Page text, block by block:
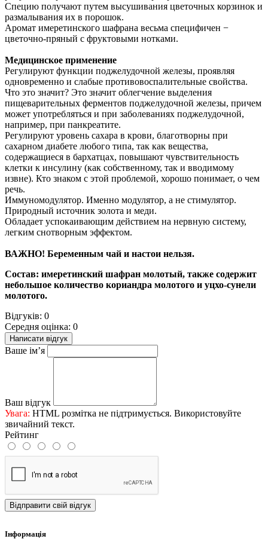
Специю получают путем высушивания цветочных корзинок и
размалывания их в порошок.
Аромат имеретинского шафрана весьма специфичен −
цветочно-пряный с фруктовыми нотками.
Медицинское применение
Регулируют функции поджелудочной железы, проявляя
одновременно и слабые противовоспалительные свойства.
Что это значит? Это значит облегчение выделения
пищеварительных ферментов поджелудочной железы, причем
может употребляться и при заболеваниях поджелудочной,
например, при панкреатите.
Регулируют уровень сахара в крови, благотворны при
сахарном диабете любого типа, так как вещества,
содержащиеся в бархатцах, повышают чувствительность
клетки к инсулину (как собственному, так и вводимому
извне). Кто знаком с этой проблемой, хорошо понимает, о чем
речь.
Иммуномодулятор. Именно модулятор, а не стимулятор.
Природный источник золота и меди.
Обладает успокаивающим действием на нервную систему,
легким снотворным эффектом.
ВАЖНО! Беременным чай и настои нельзя.
Состав: имеретинский шафран молотый, также содержит
небольшое количество кориандра молотого и уцхо-сунели
молотого.
Відгуків: 0
Середня оцінка: 0
Написати відгук
Ваше ім’я
Ваш відгук
Увага: HTML розмітка не підтримується. Використовуйте
звичайний текст.
Рейтинг
Відправити свій відгук
Iнформація